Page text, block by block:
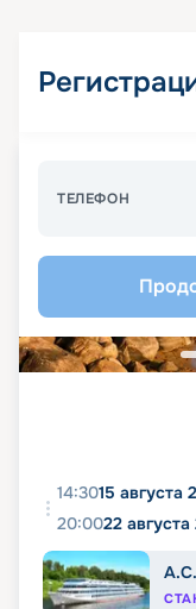
ТЕЛЕФОН
14:3015 августа
20:0022